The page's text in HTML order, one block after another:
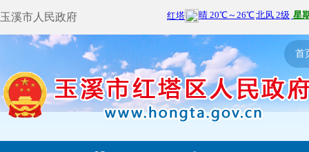
玉溪市人民政府
首